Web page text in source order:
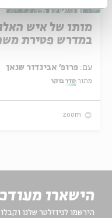
מותו של איש
במדרש פטירת
עם:
מתוך:סדר בוקר
zoom
הישארו
הירשמו לניוזלטר שלנו